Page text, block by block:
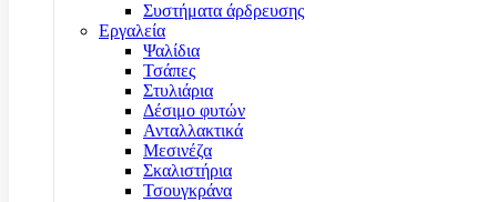
Συστήματα άρδρευσης
Εργαλεία
Ψαλίδια
Τσάπες
Στυλιάρια
Δέσιμο φυτών
Ανταλλακτικά
Μεσινέζα
Σκαλιστήρια
Τσουγκράνα